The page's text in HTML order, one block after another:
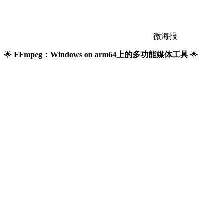
微海报
🌟 FFmpeg：Windows on arm64上的多功能媒体工具 🌟